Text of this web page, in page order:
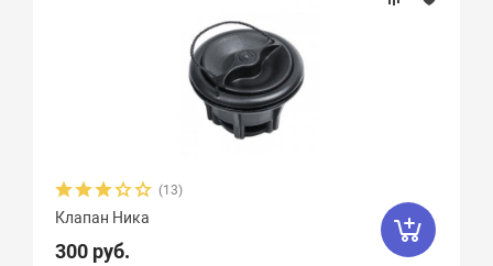
(13)
Клапан Ника
300 руб.